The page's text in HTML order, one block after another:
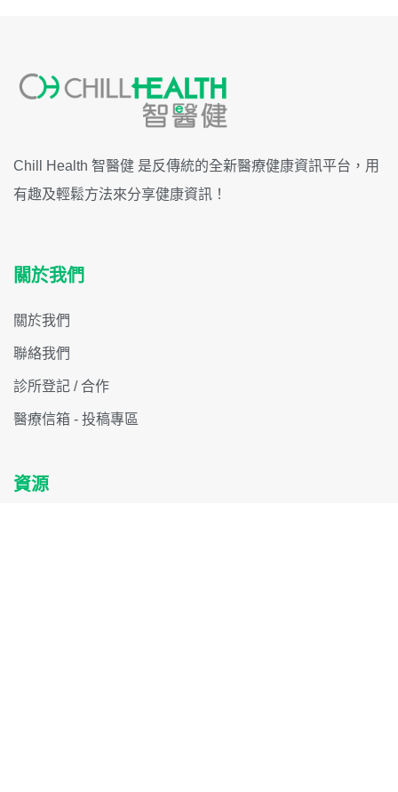
Chill Health 智醫健 是反傳統的全新醫療健康資訊平台，用
有趣及輕鬆方法來分享健康資訊！
關於我們
關於我們
聯絡我們
診所登記 / 合作
醫療信箱 - 投稿專區
資源